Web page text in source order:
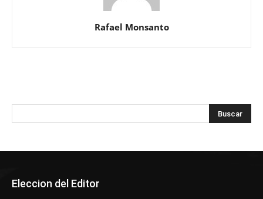
Rafael Monsanto
Eleccion del Editor